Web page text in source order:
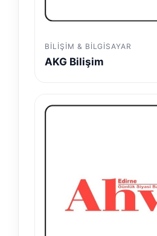
BILIŞIM & BILGISAYAR
AKG Bilişim